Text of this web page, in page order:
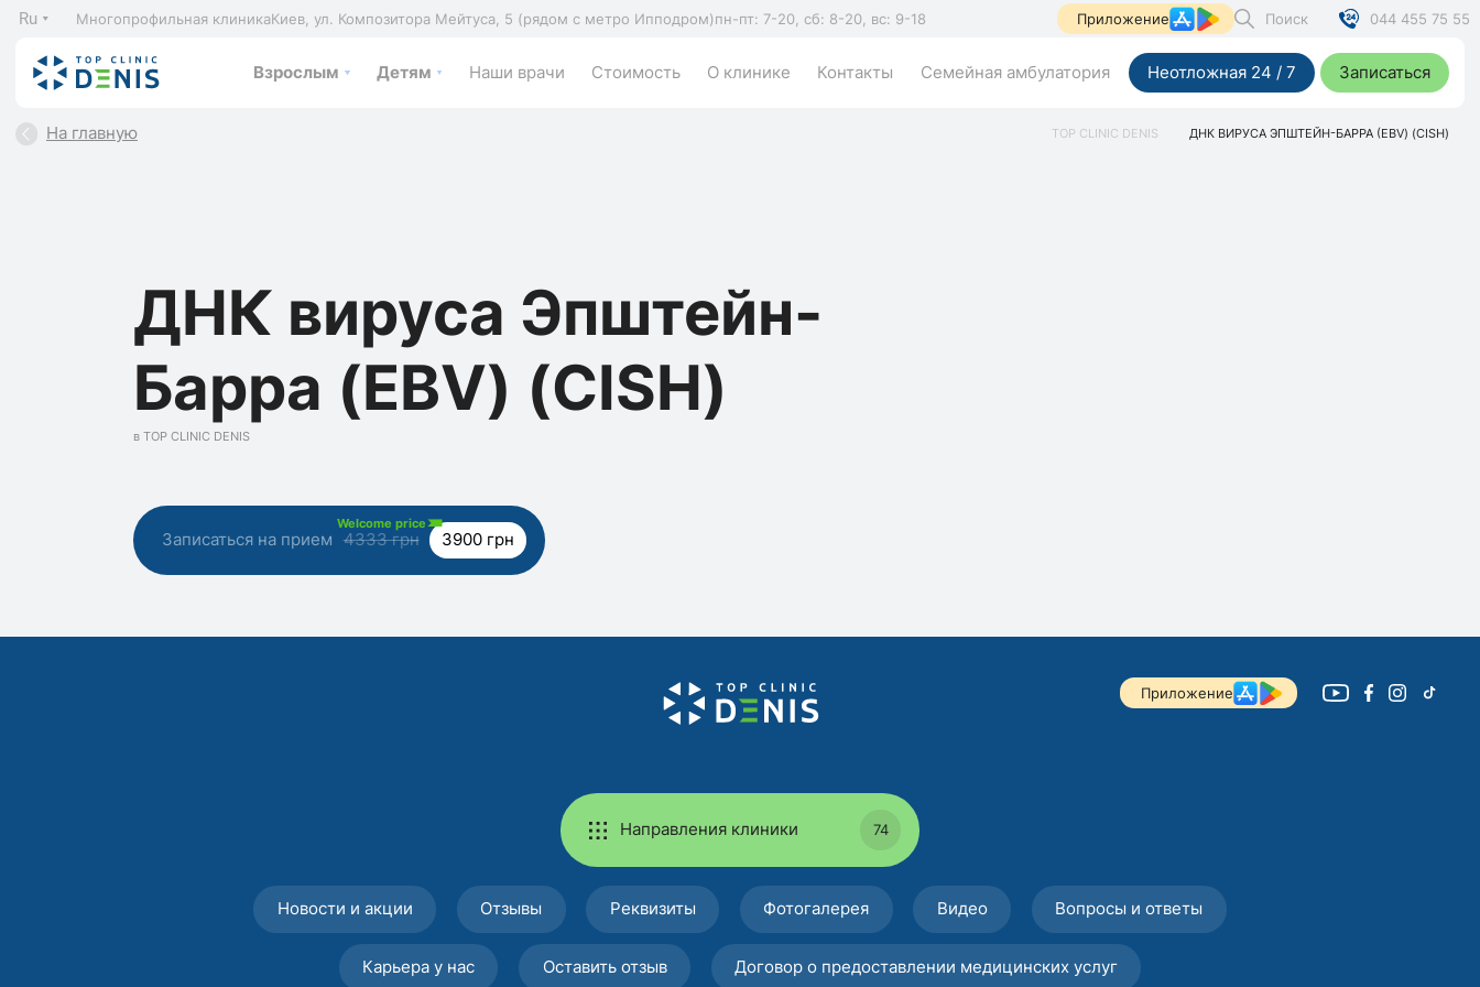
Ru Многопрофильная клиникаКиев, ул. Композитора Мейтуса, 5 (рядом с метро Ипподром)пн-пт: 7-20, сб: 8-20, вс: 9-18 Приложение Поиск 044 455 75 55
Взрослым Детям Наши врачи Стоимость О клинике Контакты Семейная амбулатория Неотложная 24 / 7 Записаться
На главную TOP CLINIC DENIS ДНК ВИРУСА ЭПШТЕЙН-БАРРА (EBV) (CISH)
ДНК вируса Эпштейн-
Барра (EBV) (CISH)
в TOP CLINIC DENIS
Записаться на прием
Welcome price
4333 грн 3900 грн
Приложение
Направления клиники 74
Новости и акции Отзывы Реквизиты Фотогалерея Видео Вопросы и ответы
Карьера у нас Оставить отзыв Договор о предоставлении медицинских услуг